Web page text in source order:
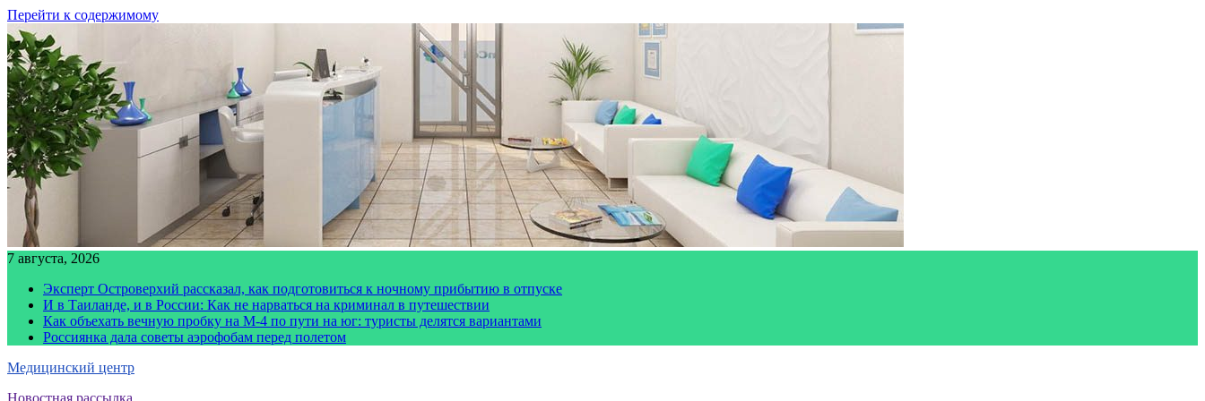
Перейти к содержимому
7 августа, 2026
Эксперт Островерхий рассказал, как подготовиться к ночному прибытию в отпуске
И в Таиланде, и в России: Как не нарваться на криминал в путешествии
Как объехать вечную пробку на М-4 по пути на юг: туристы делятся вариантами
Россиянка дала советы аэрофобам перед полетом
Медицинский центр
Новостная рассылка